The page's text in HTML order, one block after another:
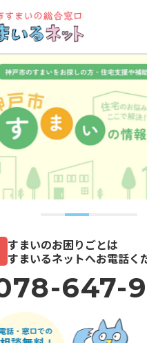
すまいのお困りごとは
すまいるネットへお電話く
647-